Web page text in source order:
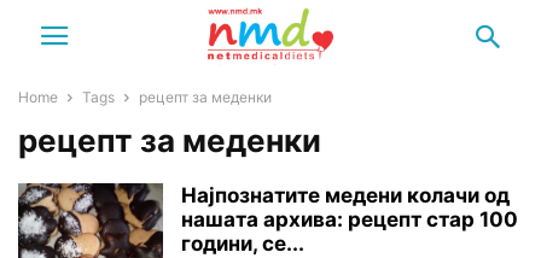
Home Tags рецепт за меденки
рецепт за меденки
Најпознатите медени колачи од
нашата архива: рецепт стар 100
години, се...